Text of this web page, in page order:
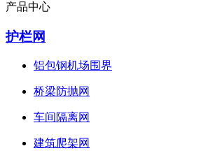
产品中心
护栏网
铝包钢机场围界
桥梁防抛网
车间隔离网
建筑爬架网